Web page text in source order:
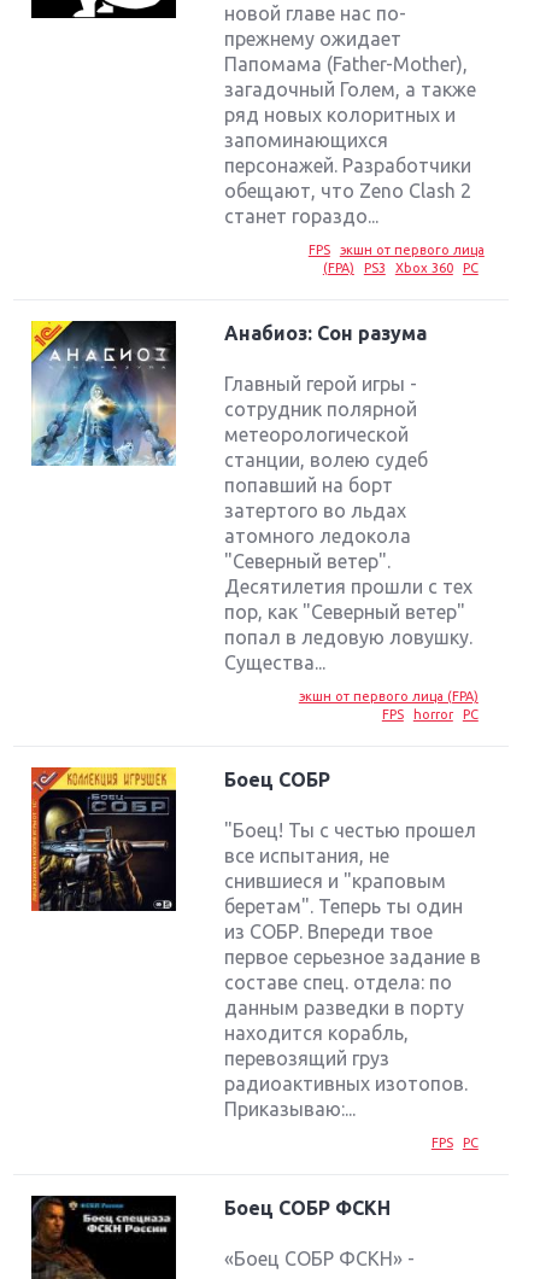
новой главе нас по-
прежнему ожидает
Папомама (Father-Mother),
загадочный Голем, а также
ряд новых колоритных и
запоминающихся
персонажей. Разработчики
обещают, что Zeno Clash 2
станет гораздо...
FPS
экшн от первого лица
(FPA)
PS3 Xbox 360 PC
Анабиоз: Сон разума
Главный герой игры -
сотрудник полярной
метеорологической
станции, волею судеб
попавший на борт
затертого во льдах
атомного ледокола
"Северный ветер".
Десятилетия прошли с тех
пор, как "Северный ветер"
попал в ледовую ловушку.
Cущества...
экшн от первого лица (FPA)
FPS
horror PC
Боец СОБР
"Боец! Ты с честью прошел
все испытания, не
снившиеся и "краповым
беретам". Теперь ты один
из СОБР. Впереди твое
первое серьезное задание в
составе спец. отдела: по
данным разведки в порту
находится корабль,
перевозящий груз
радиоактивных изотопов.
Приказываю:...
FPS PC
Боец СОБР ФСКН
«Боец СОБР ФСКН» -